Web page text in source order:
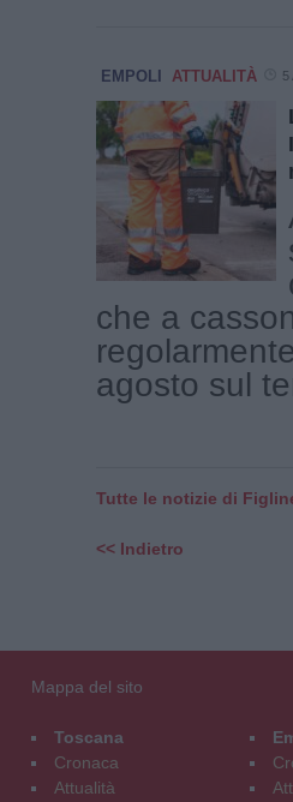
EMPOLI ATTUALITÀ 5
che a
agosto sul
Tutte le notizie di
<< Indietro
Mappa del sito
Toscana
Cronaca
Attualità